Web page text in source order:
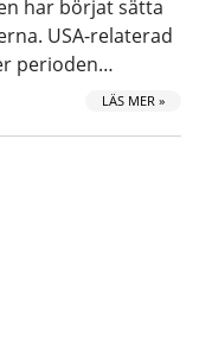
har börjat sätta
USA-relaterad
perioden…
LÄS MER »